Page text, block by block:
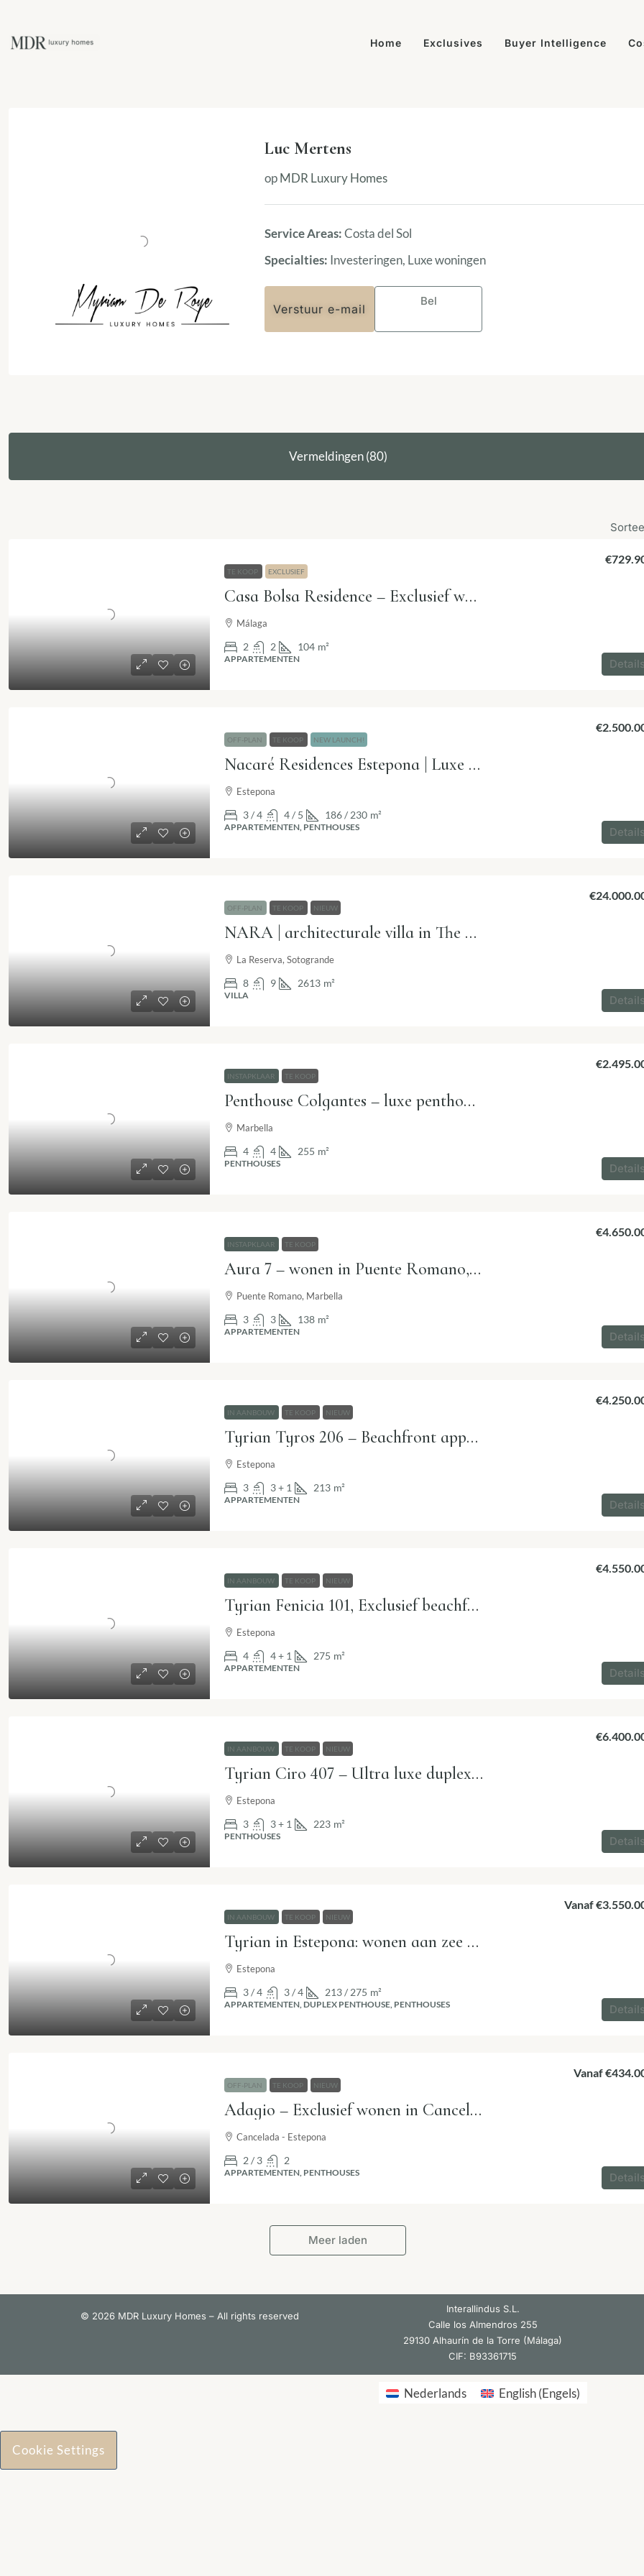
Home Exclusives Buyer Intelligence
Luc Mertens
opMDR Luxury Homes
Service Areas:Costa del Sol
Specialties: Investeringen, Luxe woningen
Verstuur e-mail
Bel
Vermeldingen (80)
TE KOOP EXCLUSIEF
Casa Bolsa Residence – Exclusief wonen in het historische hart van Málaga
Málaga
2 2 104 m²
APPARTEMENTEN Details
OFF-PLAN TE KOOP NEW LAUNCH!
Nacaré Residences Estepona | Luxe wonen aan zee
Estepona
3 / 4 4 / 5 186 / 230 m²
APPARTEMENTEN, PENTHOUSES Details
OFF-PLAN TE KOOP NIEUW
NARA | architecturale villa in The Seven Sotogrande
La Reserva, Sotogrande
8 9 2613 m²
VILLA Details
INSTAPKLAAR TE KOOP
Penthouse Colgantes – luxe penthouse Marbella Golden Mile
Marbella
4 4 255 m²
PENTHOUSES Details
INSTAPKLAAR TE KOOP
Aura 7 – wonen in Puente Romano, Marbella Golden Mile
Puente Romano, Marbella
3 3 138 m²
APPARTEMENTEN Details
IN AANBOUW TE KOOP NIEUW
Tyrian Tyros 206 – Beachfront appartement in Estepona
Estepona
3 3 + 1 213 m²
APPARTEMENTEN Details
IN AANBOUW TE KOOP NIEUW
Tyrian Fenicia 101, Exclusief beachfront hoekappartement in Estepona
Estepona
4 4 + 1 275 m²
APPARTEMENTEN Details
IN AANBOUW TE KOOP NIEUW
Tyrian Ciro 407 – Ultra luxe duplex penthouse met zeezicht in Estepona
Estepona
3 3 + 1 223 m²
PENTHOUSES Details
IN AANBOUW TE KOOP NIEUW
Tyrian in Estepona: wonen aan zee op het hoogste niveau
Vanaf
Estepona
3 / 4 3 / 4 213 / 275 m²
APPARTEMENTEN, DUPLEX PENTHOUSE, PENTHOUSES Details
OFF-PLAN TE KOOP NIEUW
Adagio – Exclusief wonen in Cancelada aan de New Golden Mile
Vanaf
Cancelada - Estepona
2 / 3 2
APPARTEMENTEN, PENTHOUSES Details
Meer laden
© 2026 MDR Luxury Homes – All rights reserved
Interallindus S.L.
Calle los Almendros 255
29130 Alhaurín de la Torre (Málaga)
CIF: B93361715
Nederlands English(Engels)
Cookie Settings